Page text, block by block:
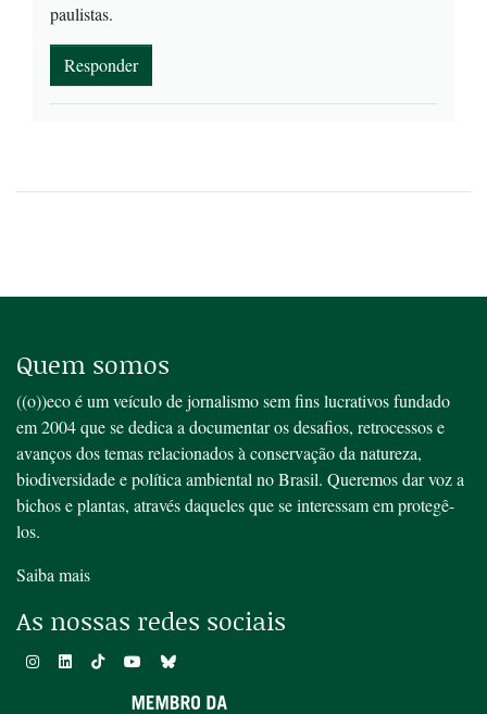
paulistas.
Responder
Quem somos
((o))eco é um veículo de jornalismo sem fins lucrativos fundado
em 2004 que se dedica a documentar os desafios, retrocessos e
avanços dos temas relacionados à conservação da natureza,
biodiversidade e política ambiental no Brasil. Queremos dar voz a
bichos e plantas, através daqueles que se interessam em protegê-
los.
Saiba mais
As nossas redes sociais